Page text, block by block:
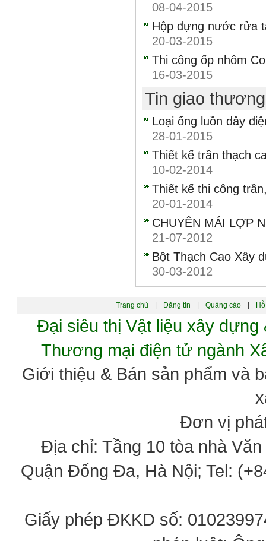
08-04-2015
Hộp đựng nước rửa
20-03-2015
Thi công ốp nhôm
16-03-2015
Tin giao
Loại ống luồn dây
28-01-2015
Thiết kế trần thạch
10-02-2014
Thiết kế thi công
20-01-2014
CHUYÊN MÁI LỢP
21-07-2012
Bột Thạch Cao Xây
30-03-2012
Trang chủ Đăng tin Quảng cáo
Đại siêu thị Vật liệu xây
Thương mại điện tử ngành
Giới thiệu & Bán sản phẩm và
Đơn vị
Địa chỉ: Tầng 10 tòa nhà
Quận Đống Đa, Hà Nội; Tel:
Giấy phép ĐKKD số: